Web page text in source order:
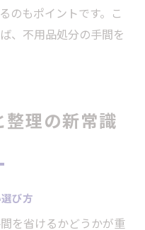
のもポイントです。こ
、不用品処分の手間を
理の新常識
び方
を省けるかどうかが重